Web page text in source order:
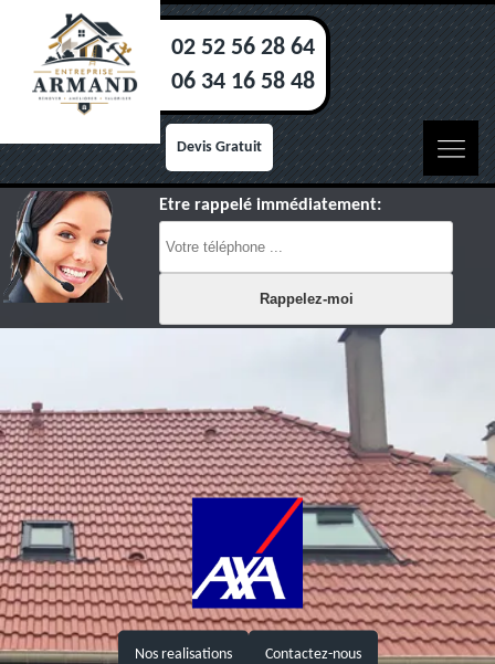
02 52 56 28 64
06 34 16 58 48
Devis Gratuit
Etre rappelé immédiatement:
Nos realisations Contactez-nous